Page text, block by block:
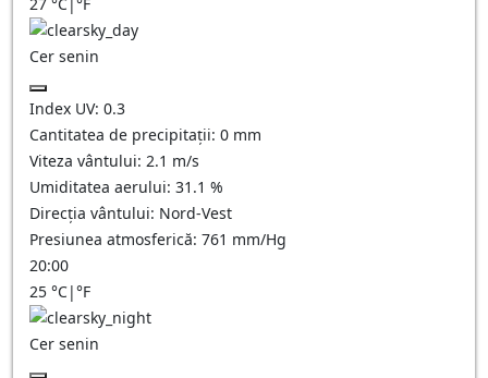
Cer senin
Index UV: 0.3
Cantitatea de precipitații: 0 mm
Viteza vântului: 2.1 m/s
Umiditatea aerului: 31.1 %
Direcția vântului: Nord-Vest
Presiunea atmosferică: 761 mm/Hg
20:00
25 °C|°F
Cer senin